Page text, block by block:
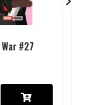
#27